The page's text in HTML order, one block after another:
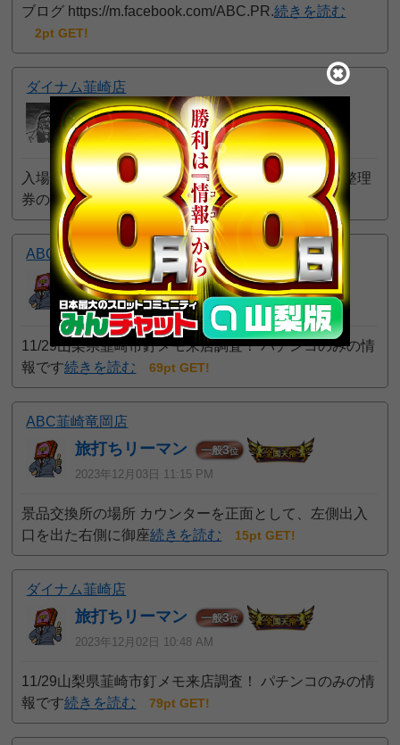
ブログ https://m.facebook.com/ABC.PR.続きを読む
2pt GET!
ダイナム韮崎店
おろち 一般7位
2024年01月30日 9:34 PM
入場方法 整理券の有無：あり（会員カード不要） 整理
券の配布方法：抽続きを読む 4pt GET!
ABC韮崎竜岡店
旅打ちリーマン 一般3位
2023年12月03日 11:32 PM
11/29山梨県韮崎市釘メモ来店調査！ パチンコのみの情
報です続きを読む 69pt GET!
ABC韮崎竜岡店
旅打ちリーマン 一般3位
2023年12月03日 11:15 PM
景品交換所の場所 カウンターを正面として、左側出入
口を出た右側に御座続きを読む 15pt GET!
ダイナム韮崎店
旅打ちリーマン 一般3位
2023年12月02日 10:48 AM
11/29山梨県韮崎市釘メモ来店調査！ パチンコのみの情
報です続きを読む 79pt GET!